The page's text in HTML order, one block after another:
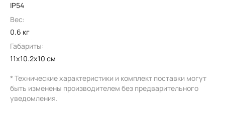
IP54
Вес:
0.6 кг
Габариты:
11x10.2x10 см
* Технические характеристики и комплект поставки могут
быть изменены производителем без предварительного
уведомления.